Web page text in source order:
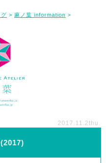
> 麻ノ葉 information >
2017.11.2thu.